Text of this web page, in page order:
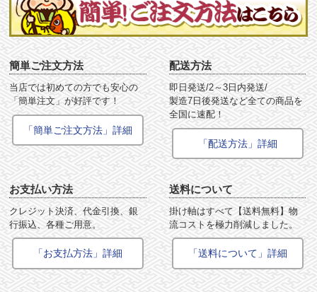
簡単ご注文方法
当店では初めての方でも安心の
「簡単注文」が好評です！
「簡単ご注文方法」詳細
配送方法
即日発送/2～3日内発送/
製造7日後発送など全ての商品を
全国に速配！
「配送方法」詳細
お支払い方法
クレジット決済、代金引換、銀
行振込、各種ご用意。
「お支払方法」詳細
送料について
掛け軸はすべて【送料無料】物
流コストを極力削減しました。
「送料について」詳細